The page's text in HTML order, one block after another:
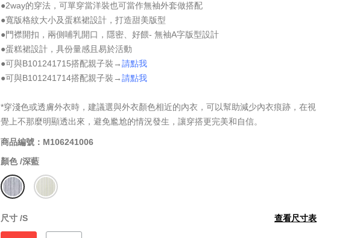
●2way的穿法，可單穿當洋裝也可當作無袖外套做搭配
●寬版格紋大小及蛋糕裙設計，打造甜美版型
●門襟開扣，兩側哺乳開口，隱密、好餵- 無袖A字版型設計
●蛋糕裙設計，具份量感且易於活動
●可與B101241715搭配親子裝→請點我
●可與B101241714搭配親子裝→請點我
*穿淺色或透膚外衣時，建議選與外衣顏色相近的內衣，可以幫助減少內衣痕跡，在視
覺上不那麼明顯透出來，避免尷尬的情況發生，讓穿搭更完美和自信。
商品編號：M106241006
顏色 /深藍
尺寸 /S 查看尺寸表